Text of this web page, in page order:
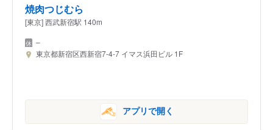
焼肉つじむら
[東京] 西武新宿駅 140m
–
東京都新宿区西新宿7-4-7 イマス浜田ビル 1F
アプリで開く